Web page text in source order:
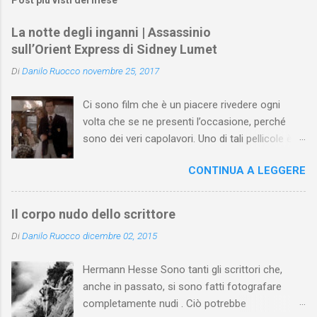
La notte degli inganni | Assassinio
sull’Orient Express di Sidney Lumet
DiDanilo Ruocco novembre 25, 2017
Ci sono film che è un piacere rivedere ogni
volta che se ne presenti l’occasione, perché
sono dei veri capolavori. Uno di tali pellicole è
Tratto dall'omonimo romanzo di Agatha
Christie (pubblicato prima a puntate nel 1933 e,
poi, in volume l’anno seguente), il film di Lumet
ambientato nel 1930 e ispirato alla Christie da
l’assassinio del piccolo figlio dell’aviatore
Charles Lindbergh (nel romanzo e nel film
chiamato Armstrong e padre di una bimba).
CONTINUA A LEGGERE
Il corpo nudo dello scrittore
DiDanilo Ruocco dicembre 02, 2015
Hermann Hesse Sono tanti gli scrittori che,
anche in passato, si sono fatti fotografare
completamente nudi . Ciò potrebbe